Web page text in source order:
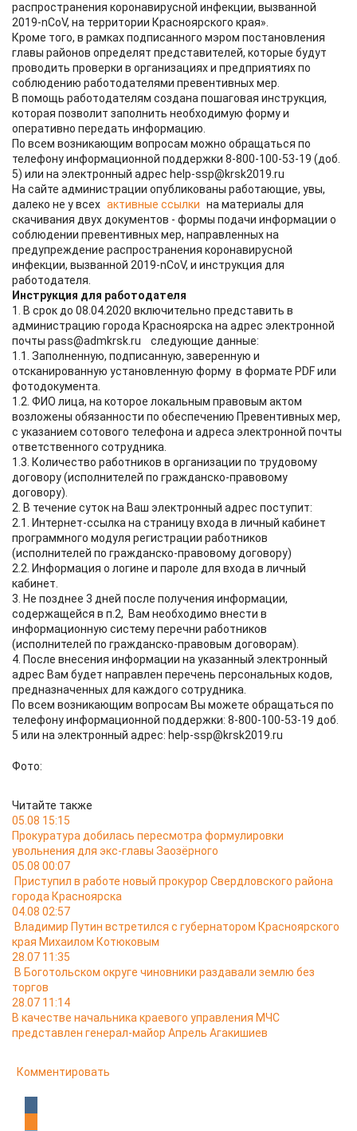
распространения коронавирусной инфекции, вызванной
2019-nCoV, на территории Красноярского края».
Кроме того, в рамках подписанного мэром постановления
главы районов определят представителей, которые будут
проводить проверки в организациях и предприятиях по
соблюдению работодателями превентивных мер.
В помощь работодателям создана пошаговая инструкция,
которая позволит заполнить необходимую форму и
оперативно передать информацию.
По всем возникающим вопросам можно обращаться по
телефону информационной поддержки 8-800-100-53-19 (доб.
5) или на электронный адрес help-ssp@krsk2019.ru
На сайте администрации опубликованы работающие, увы,
далеко не у всех активные ссылки на материалы для
скачивания двух документов - формы подачи информации о
соблюдении превентивных мер, направленных на
предупреждение распространения коронавирусной
инфекции, вызванной 2019-nCoV, и инструкция для
работодателя.
Инструкция для работодателя
1. В срок до 08.04.2020 включительно представить в
администрацию города Красноярска на адрес электронной
почты pass@admkrsk.ru следующие данные:
1.1. Заполненную, подписанную, заверенную и
отсканированную установленную форму в формате PDF или
фотодокумента.
1.2. ФИО лица, на которое локальным правовым актом
возложены обязанности по обеспечению Превентивных мер,
с указанием сотового телефона и адреса электронной почты
ответственного сотрудника.
1.3. Количество работников в организации по трудовому
договору (исполнителей по гражданско-правовому
договору).
2. В течение суток на Ваш электронный адрес поступит:
2.1. Интернет-ссылка на страницу входа в личный кабинет
программного модуля регистрации работников
(исполнителей по гражданско-правовому договору)
2.2. Информация о логине и пароле для входа в личный
кабинет.
3. Не позднее 3 дней после получения информации,
содержащейся в п.2, Вам необходимо внести в
информационную систему перечни работников
(исполнителей по гражданско-правовым договорам).
4. После внесения информации на указанный электронный
адрес Вам будет направлен перечень персональных кодов,
предназначенных для каждого сотрудника.
По всем возникающим вопросам Вы можете обращаться по
телефону информационной поддержки: 8-800-100-53-19 доб.
5 или на электронный адрес: help-ssp@krsk2019.ru
Фото:
Читайте также
05.08 15:15
Прокуратура добилась пересмотра формулировки
увольнения для экс-главы Заозёрного
05.08 00:07
Приступил в работе новый прокурор Свердловского района
города Красноярска
04.08 02:57
Владимир Путин встретился с губернатором Красноярского
края Михаилом Котюковым
28.07 11:35
В Боготольском округе чиновники раздавали землю без
торгов
28.07 11:14
В качестве начальника краевого управления МЧС
представлен генерал-майор Апрель Агакишиев
Комментировать